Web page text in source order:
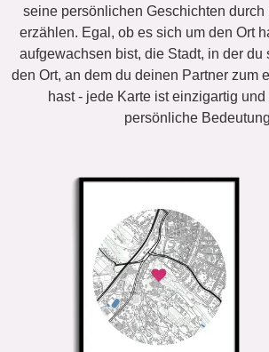
seine persönlichen Geschichten durch
erzählen. Egal, ob es sich um den Ort
aufgewachsen bist, die Stadt, in der du
den Ort, an dem du deinen Partner zum
hast - jede Karte ist einzigartig
persönliche